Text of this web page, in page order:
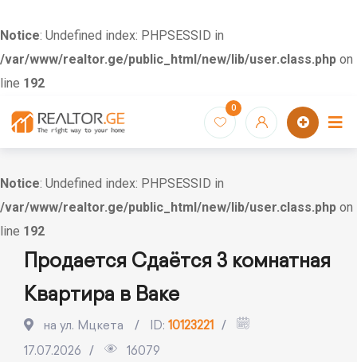
Notice: Undefined index: PHPSESSID in
/var/www/realtor.ge/public_html/new/lib/user.class.php on
line 192
0
Notice: Undefined index: PHPSESSID in
/var/www/realtor.ge/public_html/new/lib/user.class.php on
line 192
Продается Сдаётся 3 комнатная
Квартира в Ваке
на ул. Мцкета ID: 10123221
17.07.2026
16079